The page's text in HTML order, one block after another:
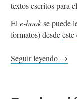
textos escritos para
Ele-bookse puede
formatos) desdeeste
Seguir leyendo →